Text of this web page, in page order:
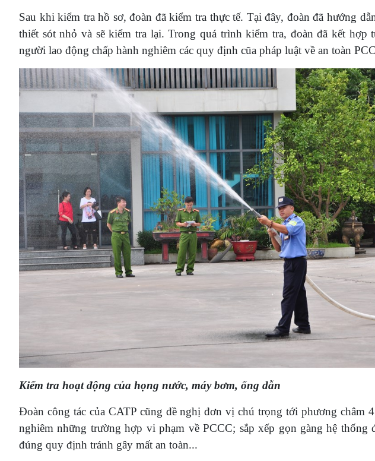
Sau khi kiểm tra hồ sơ, đoàn đã kiểm tra thực tế. Tại đây, đoàn đã hướng
thiết sót nhỏ và sẽ kiểm tra lại. Trong quá trình kiểm tra, đoàn đã kết hợp
người lao động chấp hành nghiêm các quy định cũa pháp luật về an toàn
Kiểm tra hoạt động của họng nước, máy bơm, ống dẫn
Đoàn công tác của CATP cũng đề nghị đơn vị chú trọng tới phương châm
nghiêm những trường hợp vi phạm về PCCC; sắp xếp gọn gàng hệ thống
đúng quy định tránh gây mất an toàn...